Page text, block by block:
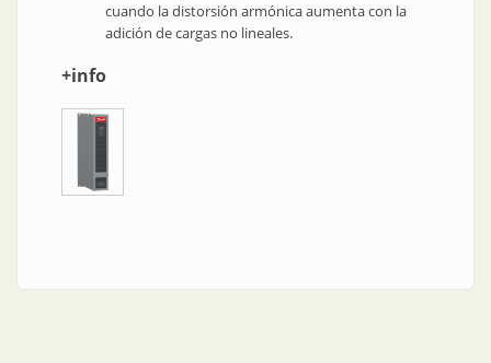
cuando la distorsión armónica aumenta con la
adición de cargas no lineales.
+info